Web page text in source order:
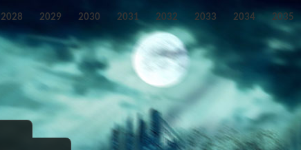
2028 2029 2030 2031 2032 2033 2034 2035